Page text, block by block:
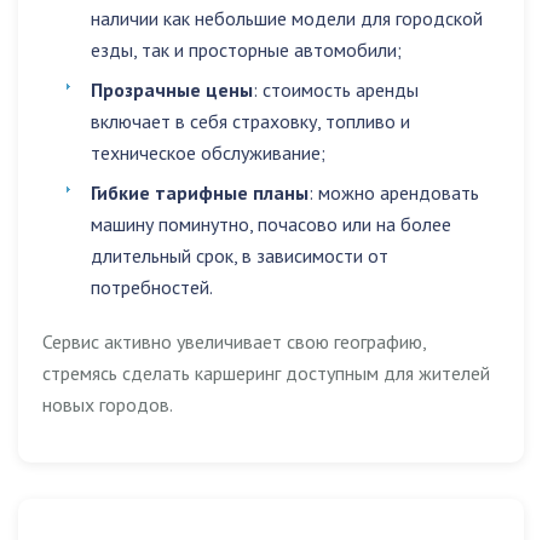
наличии как небольшие модели для городской
езды, так и просторные автомобили;
Прозрачные цены: стоимость аренды
включает в себя страховку, топливо и
техническое обслуживание;
Гибкие тарифные планы: можно арендовать
машину поминутно, почасово или на более
длительный срок, в зависимости от
потребностей.
Сервис активно увеличивает свою географию,
стремясь сделать каршеринг доступным для жителей
новых городов.